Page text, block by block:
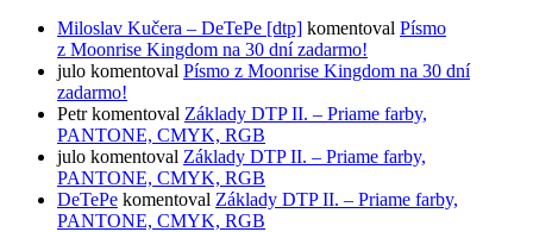
Miloslav Kučera – DeTePe [dtp] komentoval Písmo
z Moonrise Kingdom na 30 dní zadarmo!
julo komentoval Písmo z Moonrise Kingdom na 30 dní
zadarmo!
Petrkomentoval Základy DTP II. – Priame farby,
PANTONE, CMYK, RGB
julo komentoval Základy DTP II. – Priame farby,
PANTONE, CMYK, RGB
DeTePe komentoval Základy DTP II. – Priame farby,
PANTONE, CMYK, RGB